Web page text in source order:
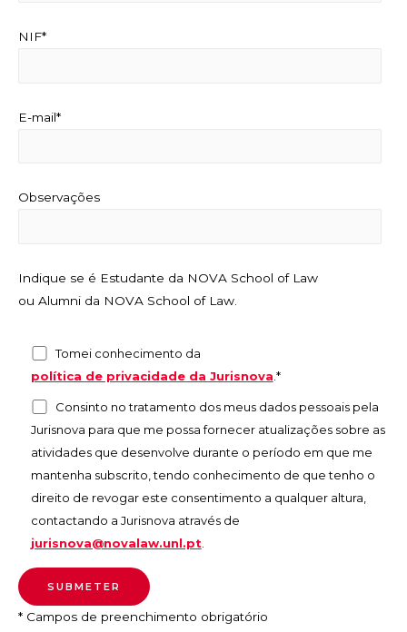
NIF*
E-mail*
Observações
Indique se é Estudante da NOVA School of Law
ou Alumni da NOVA School of Law.
Tomei conhecimento da
política de privacidade da Jurisnova.*
Consinto no tratamento dos meus dados pessoais pela
Jurisnova para que me possa fornecer atualizações sobre as
atividades que desenvolve durante o período em que me
mantenha subscrito, tendo conhecimento de que tenho o
direito de revogar este consentimento a qualquer altura,
contactando a Jurisnova através de
jurisnova@novalaw.unl.pt.
* Campos de preenchimento obrigatório